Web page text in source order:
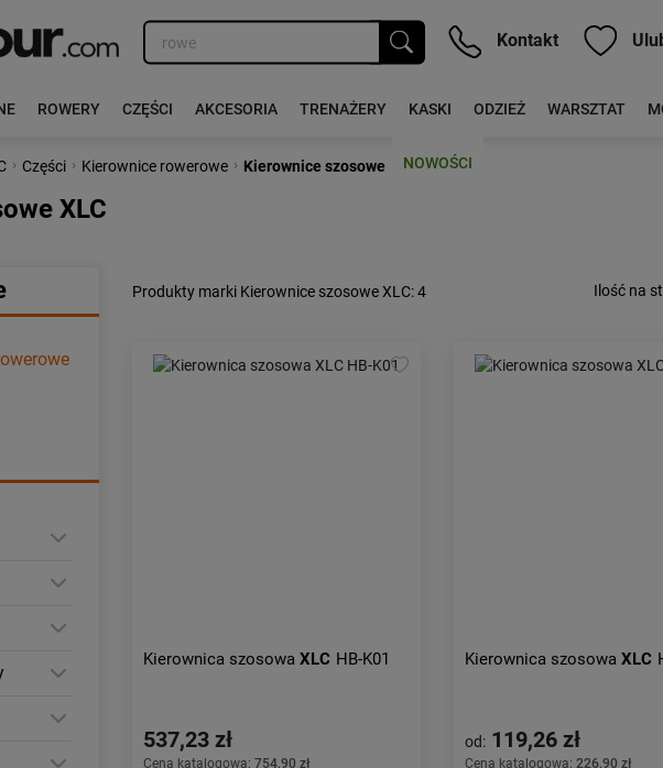
Kontakt
ROWERY CZĘŚCI AKCESORIA TRENAŻERY KASKI ODZIEŻ WARSZTAT
NOWOŚCI
› Części › Kierownice rowerowe › Kierownice szosowe
XLC
Ilość na
Produkty marki Kierownice szosowe XLC: 4
Kierownica szosowa XLC HB-K01
537,23 zł
Cena katalogowa: 754,90 zł
Kierownica szosowa XLC
od:119,26 zł
Cena katalogowa: 226,90 zł